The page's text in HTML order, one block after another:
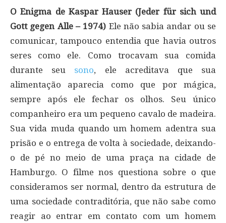
O Enigma de Kaspar Hauser (Jeder für sich und
Gott gegen Alle – 1974) Ele não sabia andar ou se
comunicar, tampouco entendia que havia outros
seres como ele. Como trocavam sua comida
durante seu sono, ele acreditava que sua
alimentação aparecia como que por mágica,
sempre após ele fechar os olhos. Seu único
companheiro era um pequeno cavalo de madeira.
Sua vida muda quando um homem adentra sua
prisão e o entrega de volta à sociedade, deixando-
o de pé no meio de uma praça na cidade de
Hamburgo. O filme nos questiona sobre o que
consideramos ser normal, dentro da estrutura de
uma sociedade contraditória, que não sabe como
reagir ao entrar em contato com um homem